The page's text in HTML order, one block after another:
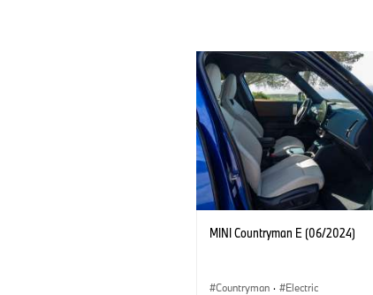
MINI Countryman E (06/2024)
Countryman · Electric